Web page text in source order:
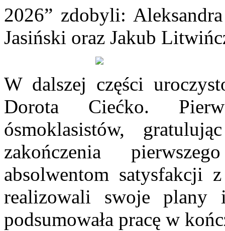
2026” zdobyli:
Jasiński oraz Jakub
W dalszej części
Dorota Ciećko.
ósmoklasistów,
zakończenia
absolwentom satysfakcji
realizowali swoje plany
podsumowała pracę w